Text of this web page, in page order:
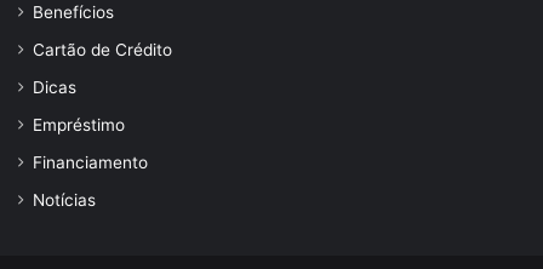
Benefícios
Cartão de Crédito
Dicas
Empréstimo
Financiamento
Notícias